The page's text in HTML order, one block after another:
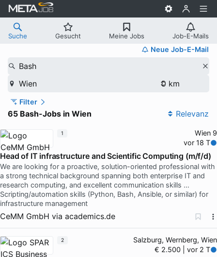
Suche Gesucht Meine Jobs Job-E-Mails
Neue Job-E-Mail
Bash
Wien
Filter
65 Bash-Jobs in Wien Relevanz
Wien 9
vor 18 T
Head of IT infrastructure and Scientific Computing (m/f/d)
We are looking for a proactive, solution-oriented professional with
a strong technical background spanning both enterprise IT and
research computing, and excellent communication skills …
Scripting/automation skills (Python, Bash, Ansible, or similar) for
infrastructure management
CeMM GmbH via academics.de
1
Salzburg, Wernberg, Wien
€ 2.500 | vor 2 T
2